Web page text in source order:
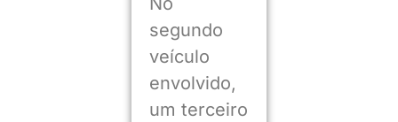
segundo
veículo
envolvido,
um terceiro